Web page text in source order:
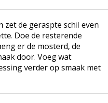
zet de geraspte schil even
Doe de resterende
er de mosterd, de
door. Voeg wat
verder op smaak met